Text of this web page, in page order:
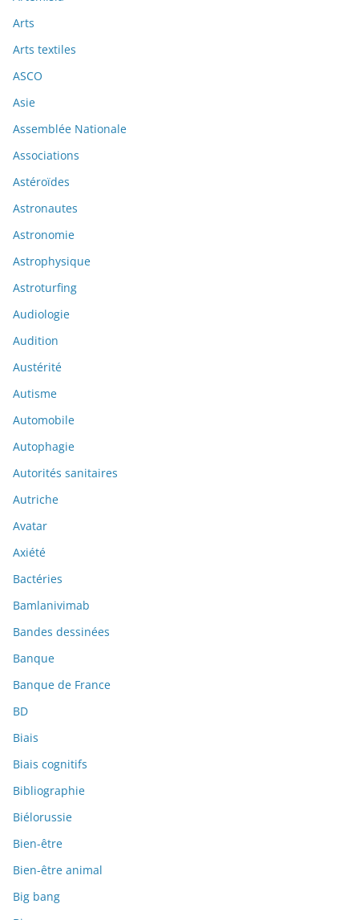
Arts
Arts textiles
ASCO
Asie
Assemblée Nationale
Associations
Astéroïdes
Astronautes
Astronomie
Astrophysique
Astroturfing
Audiologie
Audition
Austérité
Autisme
Automobile
Autophagie
Autorités sanitaires
Autriche
Avatar
Axiété
Bactéries
Bamlanivimab
Bandes dessinées
Banque
Banque de France
BD
Biais
Biais cognitifs
Bibliographie
Biélorussie
Bien-être
Bien-être animal
Big bang